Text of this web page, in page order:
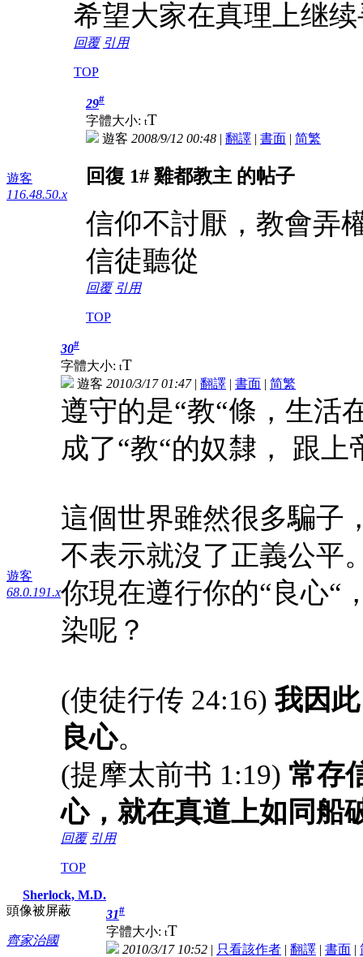
希望大家在真理上继
回覆 引用
TOP
遊客
116.48.50.x
29#
字體大小: tT
遊客 2008/9/12 00:48 | 翻譯 | 書面 | 简繁
回復 1# 雞都教主 的帖子
信仰不討厭，教會弄
信徒聽從
回覆 引用
TOP
遊客
68.0.191.x
30#
字體大小: tT
遊客 2010/3/17 01:47| 翻譯 | 書面 | 简繁
遵守的是“教“條，生活
成了“教“的奴隸， 跟上
這個世界雖然很多騙子
不表示就沒了正義公平
你現在遵行你的“良心“
染呢？
(使徒行传 24:16) 我因
良心。
(提摩太前书 1:19) 常存
心，就在真道上如同船
回覆 引用
TOP
Sherlock, M.D.
頭像被屏蔽
齊家治國
31#
字體大小: tT
2010/3/17 10:52 | 只看該作者 | 翻譯 | 書面 |